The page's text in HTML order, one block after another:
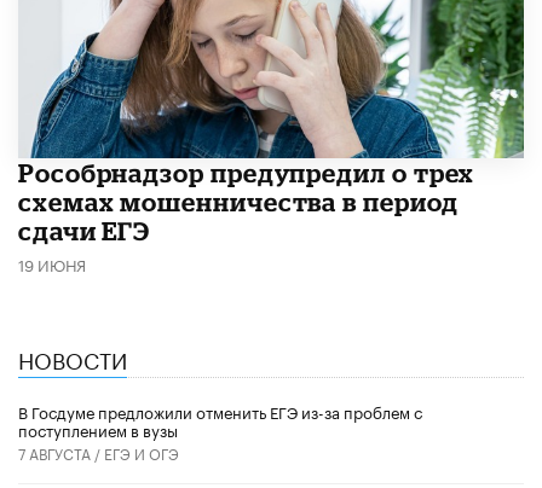
Рособрнадзор предупредил о трех
схемах мошенничества в период
сдачи ЕГЭ
19 ИЮНЯ
НОВОСТИ
В Госдуме предложили отменить ЕГЭ из-за проблем с
поступлением в вузы
7 АВГУСТА / ЕГЭ И ОГЭ